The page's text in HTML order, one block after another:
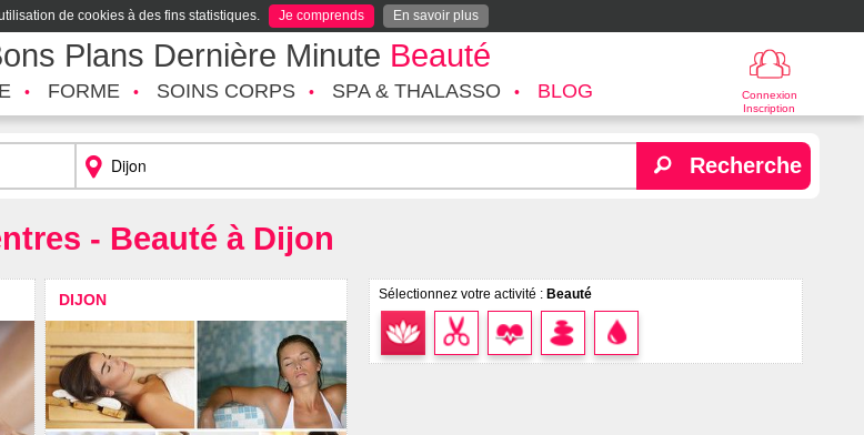
de cookies à des fins statistiques. Je comprends En savoir plus
Plans Dernière Minute Beauté
Connexion
Inscription
FORME SOINS CORPS SPA & THALASSO BLOG
Recherche
- Beauté à Dijon
Sélectionnez votre activité : Beauté
DIJON